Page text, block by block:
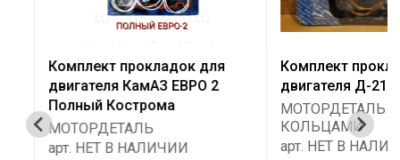
Комплект прокладок для
двигателя КамАЗ ЕВРО 2
Полный Кострома
МОТОРДЕТАЛЬ
арт. НЕТ В НАЛИЧИИ
Комплект
двигателя Д-21
МОТОРДЕТАЛЬ С
КОЛЬЦАМИ
арт. НЕТ В